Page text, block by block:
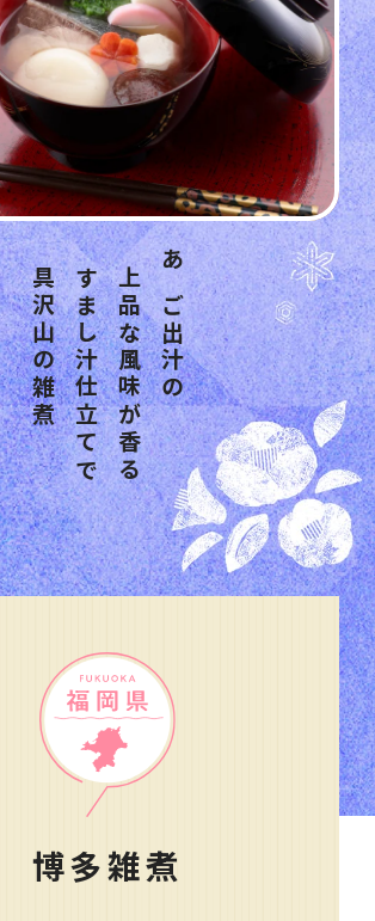
あご出汁の
上品な風味が香る
すまし汁仕立てで
具沢山の雑煮
博多雑煮